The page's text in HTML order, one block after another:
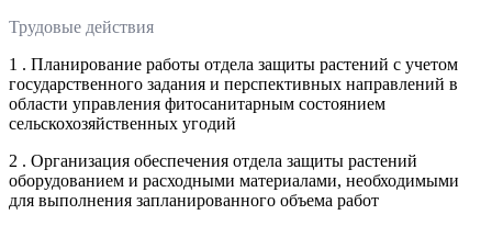
Трудовые действия
1 . Планирование работы отдела защиты растений с учетом
государственного задания и перспективных направлений в
области управления фитосанитарным состоянием
сельскохозяйственных угодий
2 . Организация обеспечения отдела защиты растений
оборудованием и расходными материалами, необходимыми
для выполнения запланированного объема работ